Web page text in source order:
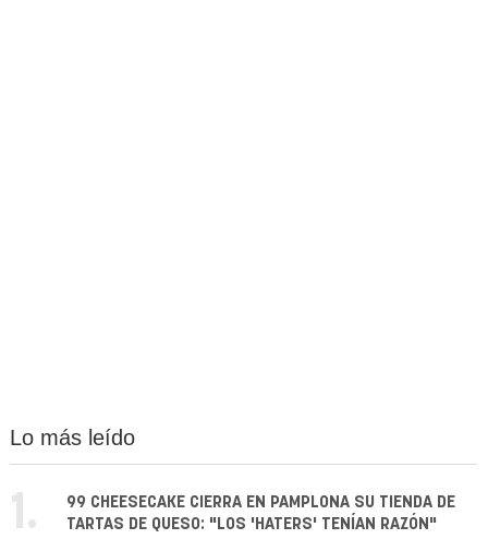
Lo más leído
1.
99 CHEESECAKE CIERRA EN PAMPLONA SU TIENDA DE
TARTAS DE QUESO: "LOS 'HATERS' TENÍAN RAZÓN"